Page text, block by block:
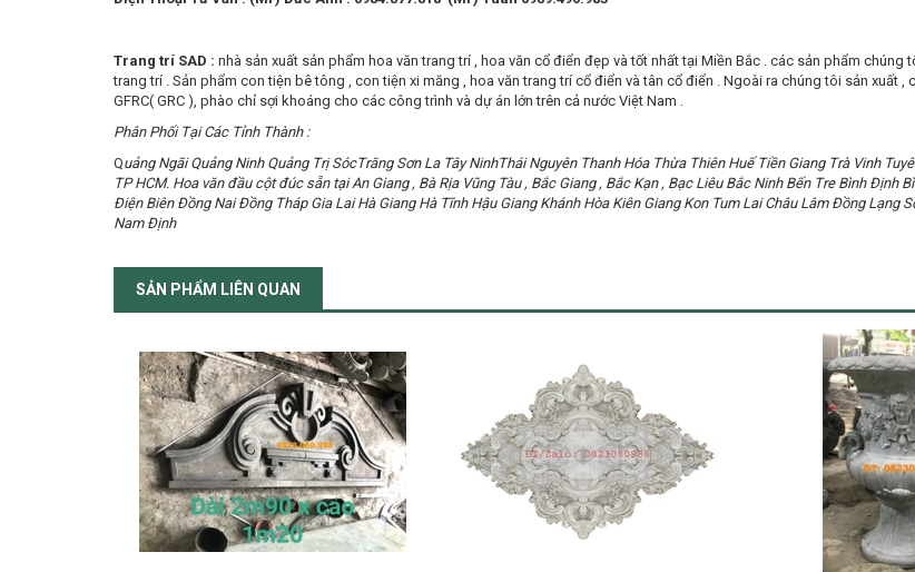
Trang trí SAD : nhà sản xuất sản phẩm hoa văn trang trí , hoa văn cổ điển đẹp và tốt nhất tại Miền Bắc . các sản phẩm
trang trí . Sản phẩm con tiện bê tông , con tiện xi măng , hoa văn trang trí cổ điển và tân cổ điển . Ngoài ra chúng tôi sản
GFRC( GRC ), phào chỉ sợi khoáng cho các công trình và dự án lớn trên cả nước Việt Nam .
Phân Phối Tại Các Tỉnh Thành :
Quảng Ngãi Quảng Ninh Quảng Trị SócTrăng Sơn La Tây NinhThái Nguyên Thanh Hóa Thừa Thiên Huế Tiền Giang Trà Vinh
TP HCM. Hoa văn đầu cột đúc sẵn tại An Giang , Bà Rịa Vũng Tàu , Bắc Giang , Bắc Kạn , Bạc Liêu Bắc Ninh Bến Tre Bình
Điện Biên Đồng Nai Đồng Tháp Gia Lai Hà Giang Hà Tĩnh Hậu Giang Khánh Hòa Kiên Giang Kon Tum Lai Châu Lâm Đồng Lạng
Nam Định
SẢN PHẨM LIÊN QUAN